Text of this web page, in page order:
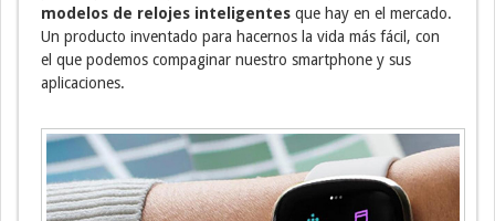
modelos de relojes inteligentes que hay en el mercado.
Un producto inventado para hacernos la vida más fácil, con
el que podemos compaginar nuestro smartphone y sus
aplicaciones.